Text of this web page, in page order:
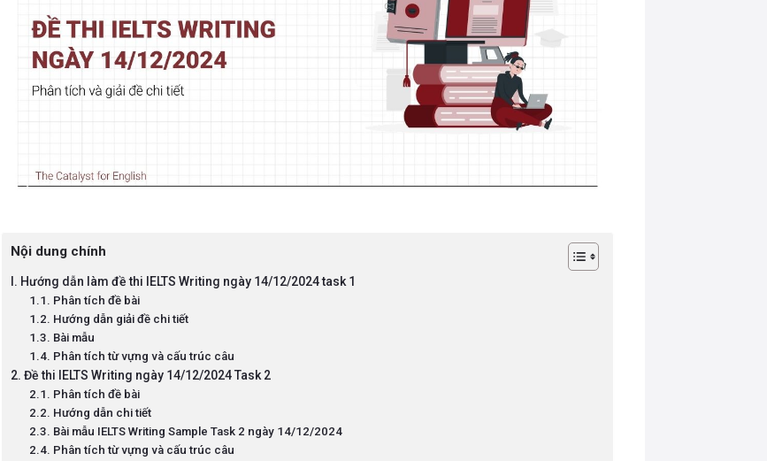
Nội dung chính
I. Hướng dẫn làm đề thi IELTS Writing ngày 14/12/2024 task 1
1.1. Phân tích đề bài
1.2. Hướng dẫn giải đề chi tiết
1.3. Bài mẫu
1.4. Phân tích từ vựng và cấu trúc câu
2. Đề thi IELTS Writing ngày 14/12/2024 Task 2
2.1. Phân tích đề bài
2.2. Hướng dẫn chi tiết
2.3. Bài mẫu IELTS Writing Sample Task 2 ngày 14/12/2024
2.4. Phân tích từ vựng và cấu trúc câu